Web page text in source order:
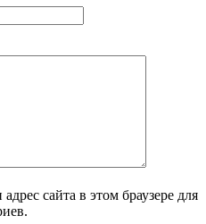
сайта в этом браузере для